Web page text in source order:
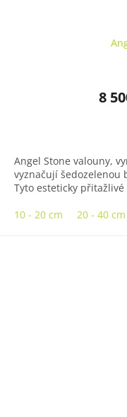
8
Angel Stone valouny,
vyznačují
Tyto esteticky
10 - 20 cm
20 - 40 cm